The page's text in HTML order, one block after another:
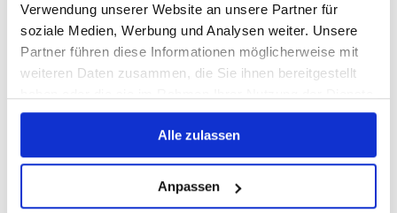
Verwendung unserer Website an unsere Partner für
soziale Medien, Werbung und Analysen weiter. Unsere
Partner führen diese Informationen möglicherweise mit
weiteren Daten zusammen, die Sie ihnen bereitgestellt
gesammelt haben.
Alle zulassen
Anpassen